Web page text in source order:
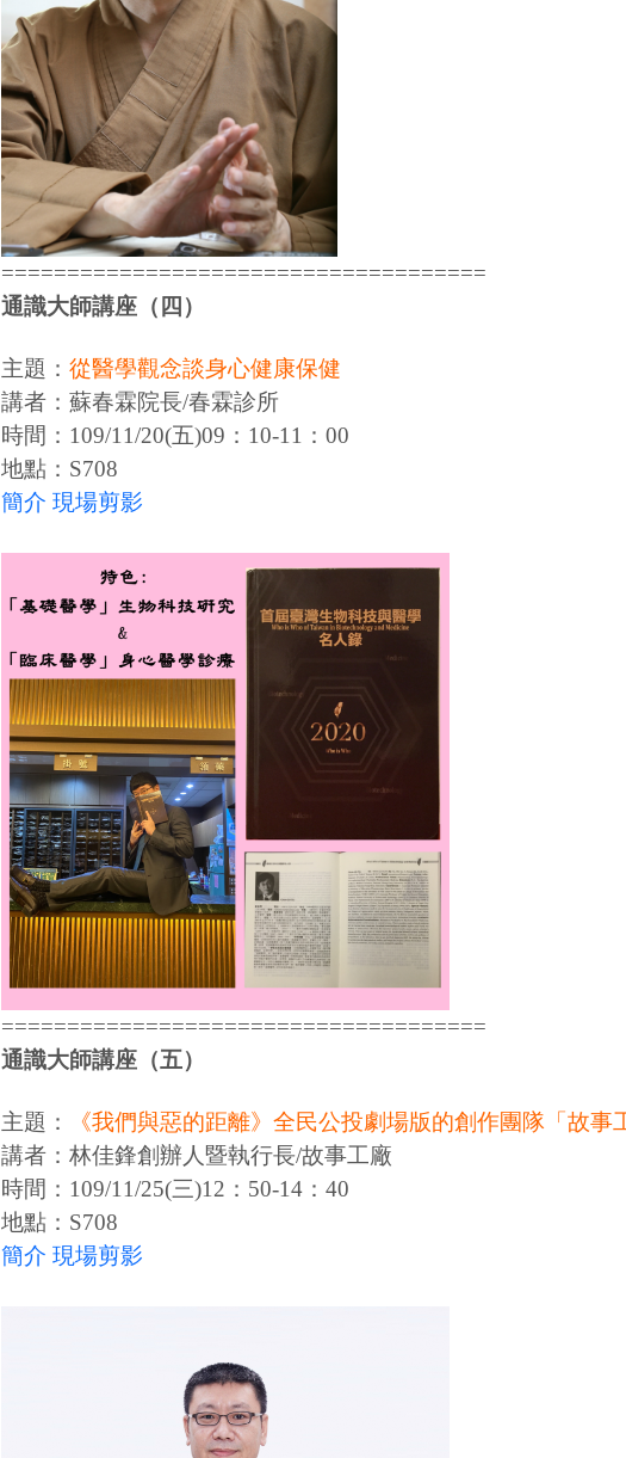
=====================================
通識大師講座（四）
主題： 從醫學觀念談身心健康保健
講者：蘇春霖院長/春霖診所
時間：109/11/20(五)09：10-11：00
地點：S708
簡介 現場剪影
=====================================
通識大師講座（五）
主題：
《我們與惡的距離》全民公投劇場版的創作團隊「故事
講者：林佳鋒創辦人暨執行長/故事工廠
時間：109/11/25(三)12：50-14：40
地點：S708
簡介 現場剪影